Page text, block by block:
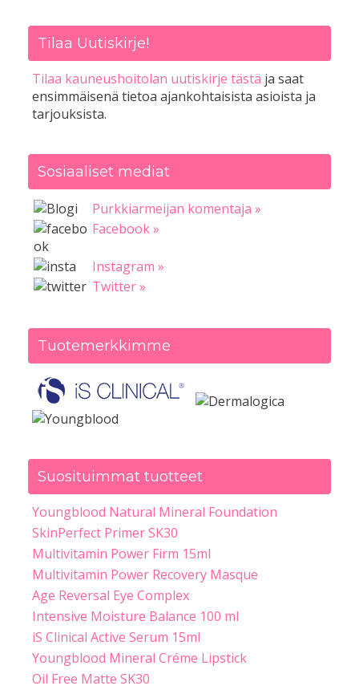
Tilaa Uutiskirje!
Tilaa kauneushoitolan uutiskirje tästä ja saat
ensimmäisenä tietoa ajankohtaisista asioista ja
tarjouksista.
Sosiaaliset mediat
Purkkiarmeijan komentaja »
Facebook »
Instagram »
Twitter »
Tuotemerkkimme
Suosituimmat tuotteet
Youngblood Natural Mineral Foundation
SkinPerfect Primer SK30
Multivitamin Power Firm 15ml
Multivitamin Power Recovery Masque
Age Reversal Eye Complex
Intensive Moisture Balance 100 ml
iS Clinical Active Serum 15ml
Youngblood Mineral Créme Lipstick
Oil Free Matte SK30